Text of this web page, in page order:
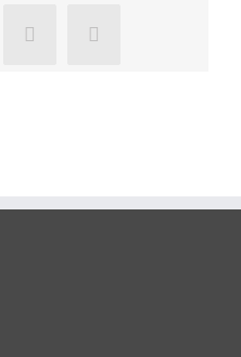
Tumblr Pinterest